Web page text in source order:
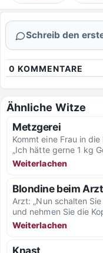
Schreib den
0 KOMMENTARE
Ähnliche Witze
Metzgerei
Kommt eine Frau in
„Ich hätte gerne 1 kg
Weiterlachen
Blondine beim Arzt
Arzt: „Nun schalten
und nehmen Sie die
Weiterlachen